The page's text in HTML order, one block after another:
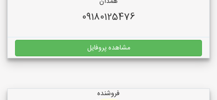
09180125476
مشاهده پروفایل
فروشنده